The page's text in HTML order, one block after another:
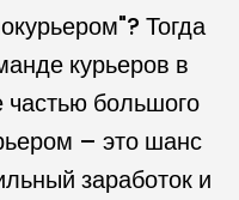
Тогда
курьеров в
частью большого
– это шанс
заработок и